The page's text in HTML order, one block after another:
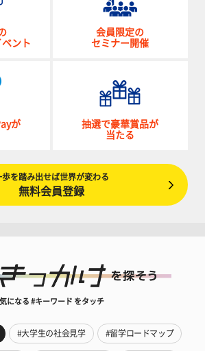
ベント
会員限定の
セミナー開催
が
抽選で豪華賞品が
当たる
歩を踏み出せば世界が変わる
無料会員登録
気になる #キーワード をタッチ
#大学生の社会見学 #留学ロードマップ